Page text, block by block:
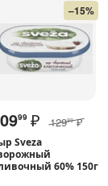
–15%
99 ₽ 12999 ₽
Sveza
60% 150г